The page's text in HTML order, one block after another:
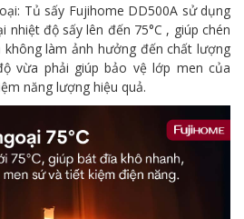
Tủ sấy Fujihome DD500A sử dụng
nhiệt độ sấy lên đến 75°C , giúp chén
làm ảnh hưởng đến chất lượng
vừa phải giúp bảo vệ lớp men của
năng lượng hiệu quả.